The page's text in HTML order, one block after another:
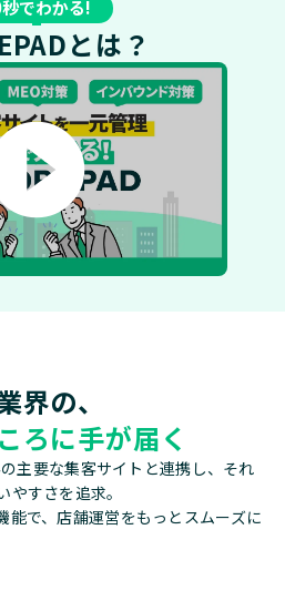
でわかる!
とは？
界の、
ろに手が届く
主要な集客サイトと連携し、それ
すさを追求。
能で、店舗運営をもっとスムーズに